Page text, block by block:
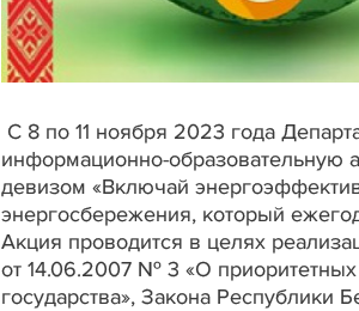
С 8 по 11 ноября 2023 года
информационно-образовательную
девизом «Включай
энергосбережения, который
Акция проводится в целях
от 14.06.2007 № 3 «О
государства», Закона Республики